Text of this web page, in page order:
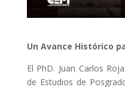
Un Avance Histórico
El PhD. Juan Carlos
de Estudios de